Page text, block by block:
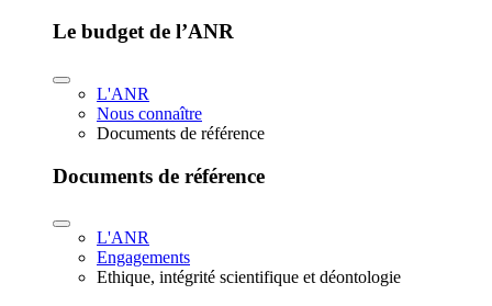
Le budget de l’ANR
L'ANR
Nous connaître
Documents de référence
Documents de référence
L'ANR
Engagements
Ethique, intégrité scientifique et déontologie